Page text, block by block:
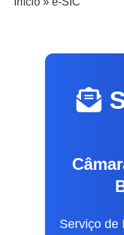
Serviço de